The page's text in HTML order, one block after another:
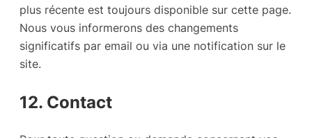
plus récente est toujours disponible sur cette page.
Nous vous informerons des changements
significatifs par email ou via une notification sur le
site.
12. Contact